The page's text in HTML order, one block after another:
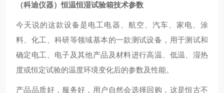
（科迪仪器）恒温恒湿试验箱技术参数
今天说的这款设备是电工电器、航空、汽车、家电、涂
料、化工、科研等领域基本的一款测试设备，用于测试和
确定电工、电子及其他产品及材料进行高温、低温、湿热
度或恒定试验的温度环境变化后的参数及性能。
产品品质好，服务好，用户自然会选择回购，这是恒古不